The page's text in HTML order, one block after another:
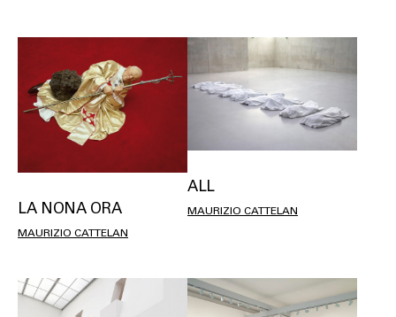
LA NONA ORA
MAURIZIO CATTELAN
ALL
MAURIZIO CATTELAN